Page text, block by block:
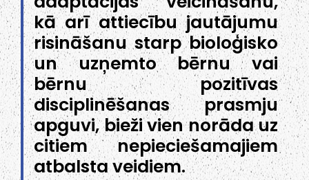
kā arī attiecību jautājumu
risināšanu starp bioloģisko
un uzņemto bērnu vai
bērnu pozitīvas
disciplinēšanas prasmju
apguvi, bieži vien norāda uz
citiem nepieciešamajiem
atbalsta veidiem.